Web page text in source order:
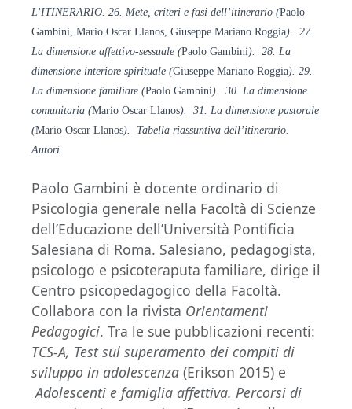
L’ITINERARIO. 26. Mete, criteri e fasi dell’itinerario (Paolo
Gambini, Mario Oscar Llanos, Giuseppe Mariano Roggia). 27.
La dimensione affettivo-sessuale (Paolo Gambini). 28. La
dimensione interiore spirituale (Giuseppe Mariano Roggia). 29.
La dimensione familiare (Paolo Gambini). 30. La dimensione
comunitaria (Mario Oscar Llanos). 31. La dimensione pastorale
(Mario Oscar Llanos). Tabella riassuntiva dell’itinerario.
Autori.
Paolo Gambini è docente ordinario di
Psicologia generale nella Facoltà di Scienze
dell’Educazione dell’Università Pontificia
Salesiana di Roma. Salesiano, pedagogista,
psicologo e psicoteraputa familiare, dirige il
Centro psicopedagogico della Facoltà.
Collabora con la rivista Orientamenti
Pedagogici. Tra le sue pubblicazioni recenti:
TCS-A, Test sul superamento dei compiti di
sviluppo in adolescenza (Erikson 2015) e
Adolescenti e famiglia affettiva. Percorsi di